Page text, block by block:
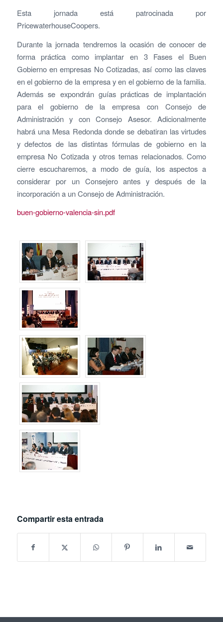
Esta jornada está patrocinada por
PricewaterhouseCoopers.
Durante la jornada tendremos la ocasión de conocer de
forma práctica como implantar en 3 Fases el Buen
Gobierno en empresas No Cotizadas, así­ como las claves
en el gobierno de la empresa y en el gobierno de la familia.
Además se expondrán guías prácticas de implantación
para el gobierno de la empresa con Consejo de
Administración y con Consejo Asesor. Adicionalmente
habrá una Mesa Redonda donde se debatiran las virtudes
y defectos de las distintas fórmulas de gobierno en la
empresa No Cotizada y otros temas relacionados. Como
cierre escucharemos, a modo de guía, los aspectos a
considerar por un Consejero antes y después de la
incorporación a un Consejo de Administración.
buen-gobierno-valencia-sin.pdf
Compartir esta entrada